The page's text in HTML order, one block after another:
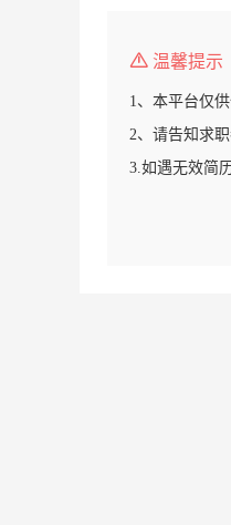
温馨提示
1、本平台仅
2、请告知求
3.如遇无效简